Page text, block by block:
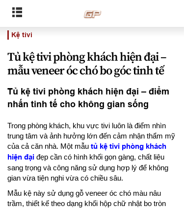
Kệ tivi
Tủ kệ tivi phòng khách hiện đại –
mẫu veneer óc chó bo góc tinh tế
Tủ kệ tivi phòng khách hiện đại – điểm
nhấn tinh tế cho không gian sống
Trong phòng khách, khu vực tivi luôn là điểm nhìn
trung tâm và ảnh hưởng lớn đến cảm nhận thẩm mỹ
của cả căn nhà. Một mẫu tủ kệ tivi phòng khách
hiện đại đẹp cần có hình khối gọn gàng, chất liệu
sang trọng và công năng sử dụng hợp lý để không
gian vừa tiện nghi vừa có chiều sâu.
Mẫu kệ này sử dụng gỗ veneer óc chó màu nâu
trầm, thiết kế theo dạng khối hộp chữ nhật bo tròn